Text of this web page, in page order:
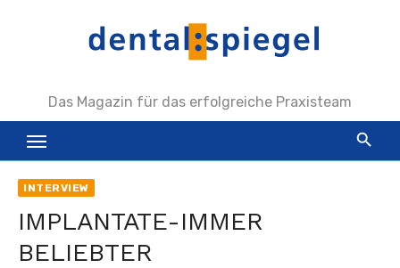
Das Magazin für das erfolgreiche Praxisteam
INTERVIEW
IMPLANTATE-IMMER
BELIEBTER